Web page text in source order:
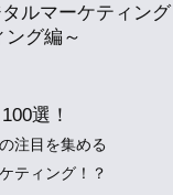
ルマーケティング
ング編～
選！
注目を集める
ティング！？